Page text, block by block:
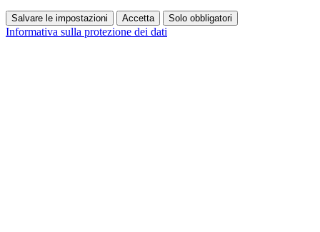
Salvare le impostazioni Accetta Solo obbligatori
Informativa sulla protezione dei dati